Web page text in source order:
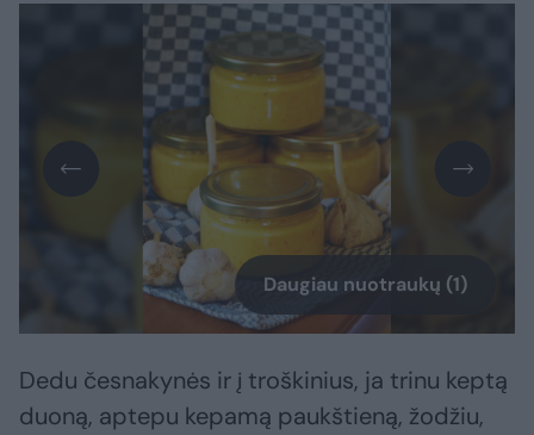
Daugiau nuotraukų (1)
Dedu česnakynės ir į troškinius, ja trinu keptą
duoną, aptepu kepamą paukštieną, žodžiu,